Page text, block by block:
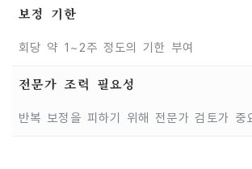
보정 기한
회당 약 1~2주 정도의 기한 부여
전문가 조력 필요성
반복 보정을 피하기 위해 전문가 검토가 중